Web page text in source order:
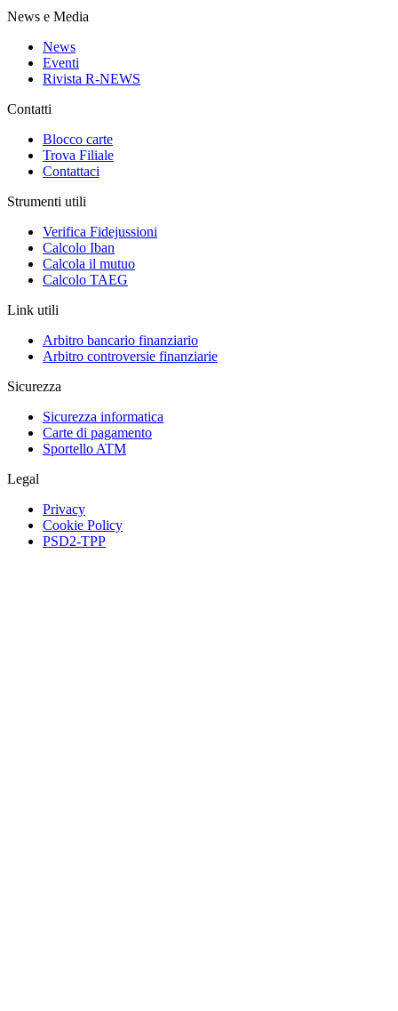
News e Media
News
Eventi
Rivista R-NEWS
Contatti
Blocco carte
Trova Filiale
Contattaci
Strumenti utili
Verifica Fidejussioni
Calcolo Iban
Calcola il mutuo
Calcolo TAEG
Link utili
Arbitro bancario finanziario
Arbitro controversie finanziarie
Sicurezza
Sicurezza informatica
Carte di pagamento
Sportello ATM
Legal
Privacy
Cookie Policy
PSD2-TPP